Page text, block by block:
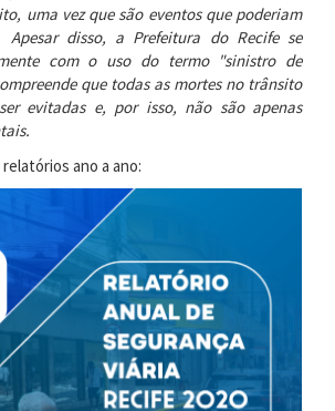
uma vez que são eventos que poderiam
Apesar disso, a Prefeitura do Recife se
com o uso do termo "sinistro de
que todas as mortes no trânsito
evitadas e, por isso, não são apenas
ano a ano: